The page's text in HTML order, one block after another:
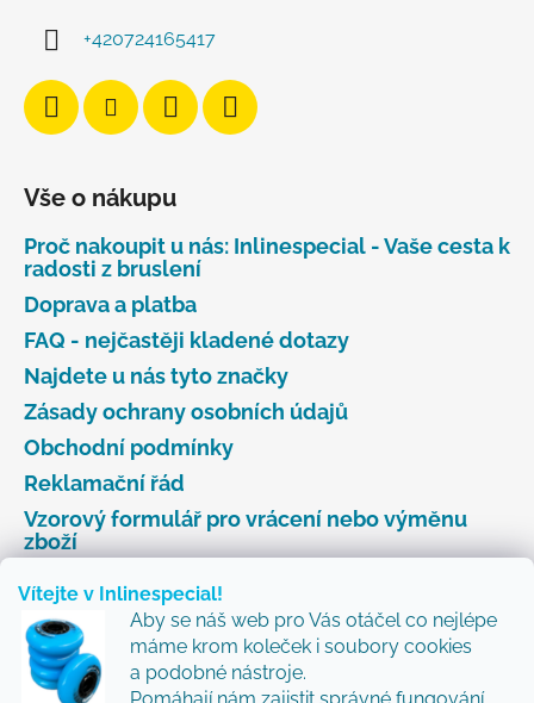
Vítejte v Inlinespecial!
Aby se náš web pro Vás otáčel co nejlépe
máme krom koleček i soubory cookies
a podobné nástroje.
+420724165417
Vše o nákupu
Proč nakoupit u nás: Inlinespecial - Vaše cesta k
radosti z bruslení
Doprava a platba
FAQ - nejčastěji kladené dotazy
Najdete u nás tyto značky
Zásady ochrany osobních údajů
Obchodní podmínky
Reklamační řád
Vzorový formulář pro vrácení nebo výměnu
zboží
Odebírat newsletter
Přidejte se k nám a my Vám budeme zasílat ty nejlepší